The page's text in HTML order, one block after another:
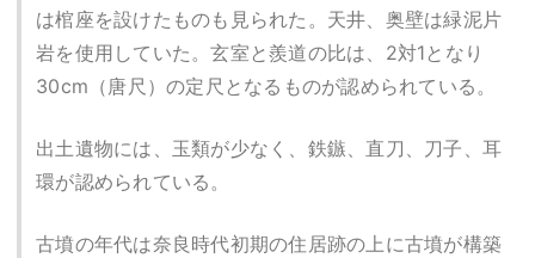
は棺座を設けたものも見られた。天井、奥壁は緑泥片
岩を使用していた。玄室と羨道の比は、2対1となり
30cm（唐尺）の定尺となるものが認められている。
出土遺物には、玉類が少なく、鉄鏃、直刀、刀子、耳
環が認められている。
古墳の年代は奈良時代初期の住居跡の上に古墳が構築